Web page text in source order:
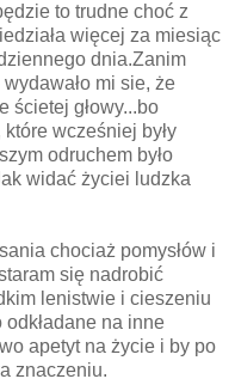
to trudne choć z
więcej za miesiąc
dnia.Zanim
mi sie, że
ścietej głowy...bo
wcześniej były
odruchem było
widać życiei ludzka
chociaż pomysłów i
się nadrobić
lenistwie i cieszeniu
odkładane na inne
apetyt na życie i by po
znaczeniu.